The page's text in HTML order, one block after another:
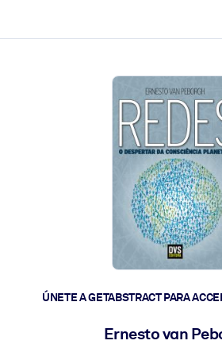
ÚNETE A GETABSTRACT PARA
Ernesto van